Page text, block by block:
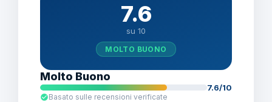
7.6
su 10
MOLTO BUONO
Molto Buono
7.6/10
Basato sulle recensioni verificate